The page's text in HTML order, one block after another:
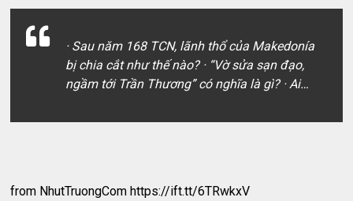
· Sau năm 168 TCN, lãnh thổ của Makedonía
bị chia cắt như thế nào? · “Vờ sửa sạn đạo,
ngầm tới Trần Thương” có nghĩa là gì? · Ai…
from NhutTruongCom https://ift.tt/6TRwkxV